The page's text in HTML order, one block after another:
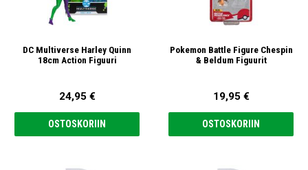
DC Multiverse Harley Quinn
18cm Action Figuuri
24,95 €
OSTOSKORIIN
Pokemon Battle Figure Chespin
& Beldum Figuurit
19,95 €
OSTOSKORIIN